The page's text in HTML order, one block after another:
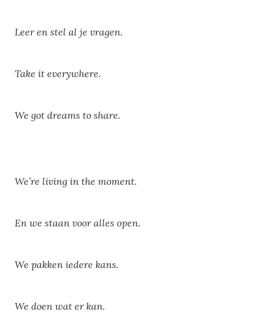
Leer en stel al je vragen.
Take it everywhere.
We got dreams to share.
We’re living in the moment.
En we staan voor alles open.
We pakken iedere kans.
We doen wat er kan.